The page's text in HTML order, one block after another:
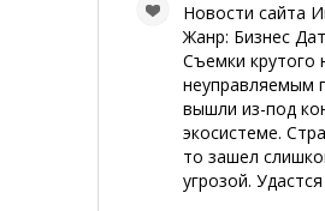
Новости сайта
Жанр: Бизнес
Съемки крутого
неуправляемым
вышли из-под
экосистеме.
то зашел
угрозой.